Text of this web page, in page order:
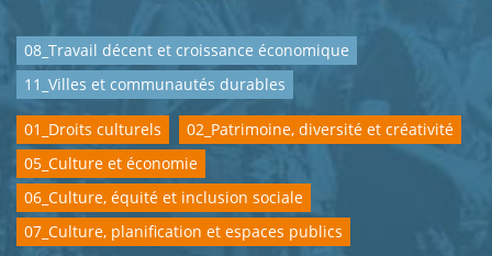
08_Travail décent et croissance économique
11_Villes et communautés durables
01_Droits culturels
02_Patrimoine, diversité et créativité
05_Culture et économie
06_Culture, équité et inclusion sociale
07_Culture, planification et espaces publics